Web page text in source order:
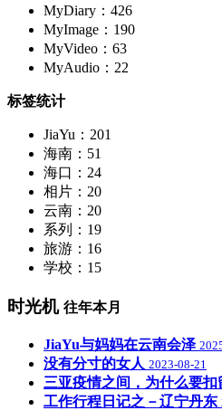
MyDiary：426
MyImage：190
MyVideo：63
MyAudio：22
标签统计
JiaYu：201
海南：51
海口：24
相片：20
云南：20
系列：19
旅游：16
学校：15
时光机 往年本月
JiaYu与妈妈在云南会泽
没有分寸的女人 2023-08-21
三亚疫情之间，为什么要扣
工作行程日记之－辽宁丹东